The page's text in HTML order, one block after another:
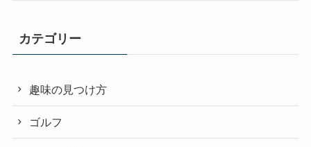
カテゴリー
趣味の見つけ方
ゴルフ